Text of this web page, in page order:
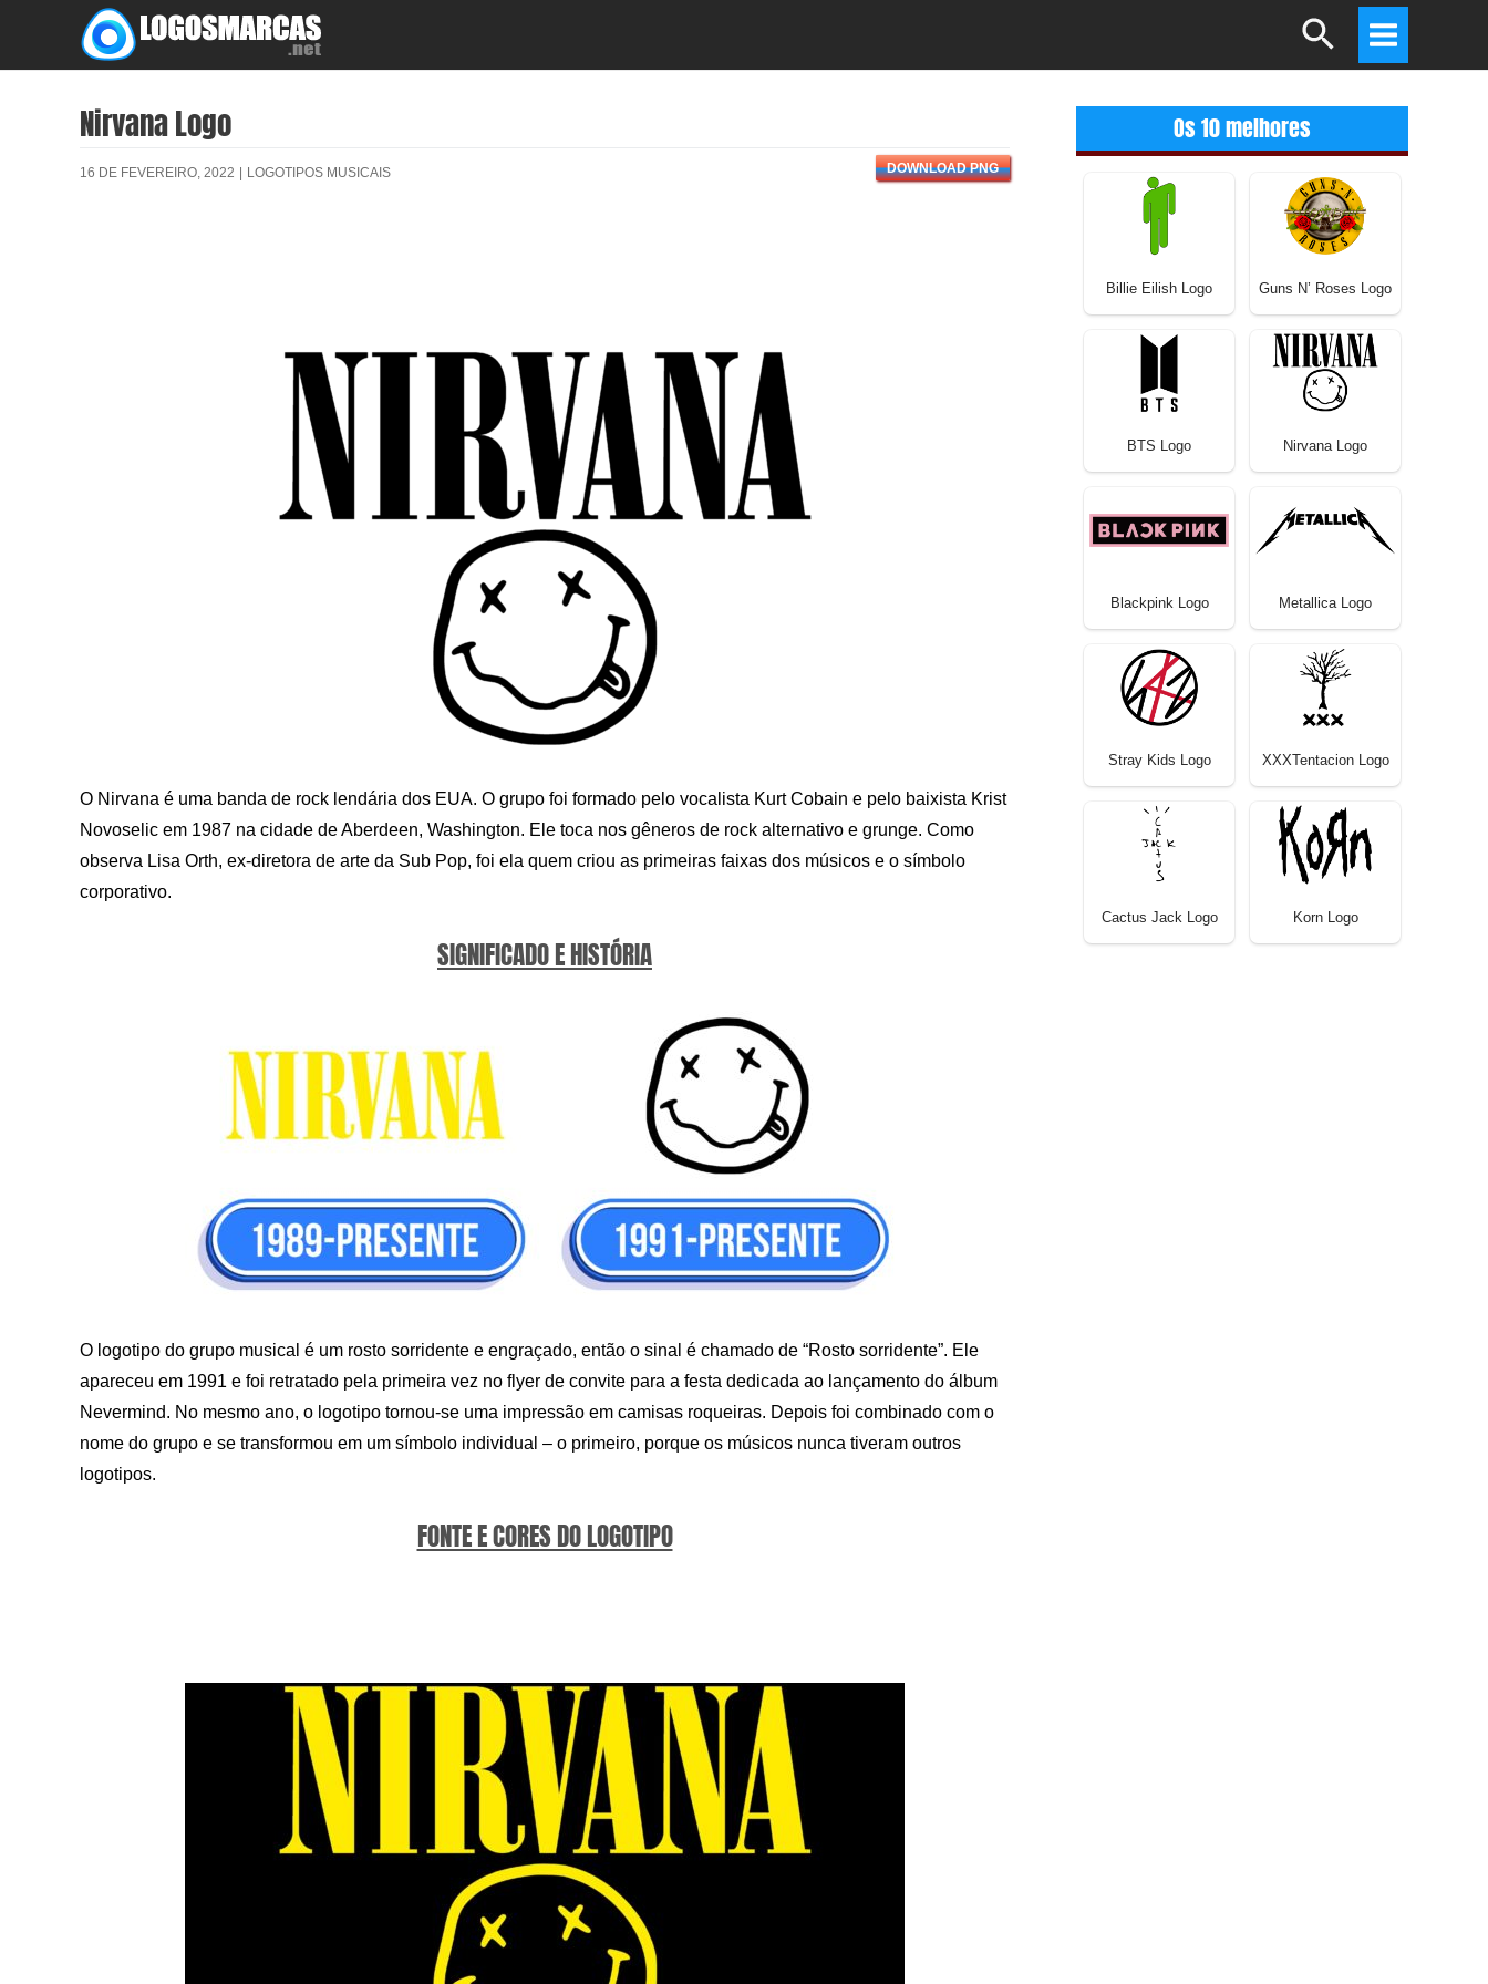
content
Search
Main
Menu
Nirvana Logo
16 DE FEVEREIRO, 2022 | LOGOTIPOS MUSICAIS DOWNLOAD PNG
O Nirvana é uma banda de rock lendária dos EUA. O grupo foi formado pelo vocalista Kurt Cobain e pelo baixista Krist
Novoselic em 1987 na cidade de Aberdeen, Washington. Ele toca nos gêneros de rock alternativo e grunge. Como
observa Lisa Orth, ex-diretora de arte da Sub Pop, foi ela quem criou as primeiras faixas dos músicos e o símbolo
corporativo.
SIGNIFICADO E HISTÓRIA
O logotipo do grupo musical é um rosto sorridente e engraçado, então o sinal é chamado de “Rosto sorridente”. Ele
apareceu em 1991 e foi retratado pela primeira vez no flyer de convite para a festa dedicada ao lançamento do álbum
Nevermind. No mesmo ano, o logotipo tornou-se uma impressão em camisas roqueiras. Depois foi combinado com o
nome do grupo e se transformou em um símbolo individual – o primeiro, porque os músicos nunca tiveram outros
logotipos.
FONTE E CORES DO LOGOTIPO
Os 10 melhores
Billie Eilish Logo Guns N’ Roses Logo
BTS Logo Nirvana Logo
Blackpink Logo Metallica Logo
Stray Kids Logo XXXTentacion Logo
Cactus Jack Logo Korn Logo